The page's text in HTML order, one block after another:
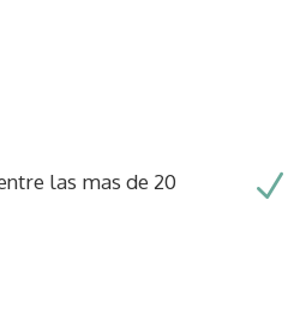
las mas de 20
N